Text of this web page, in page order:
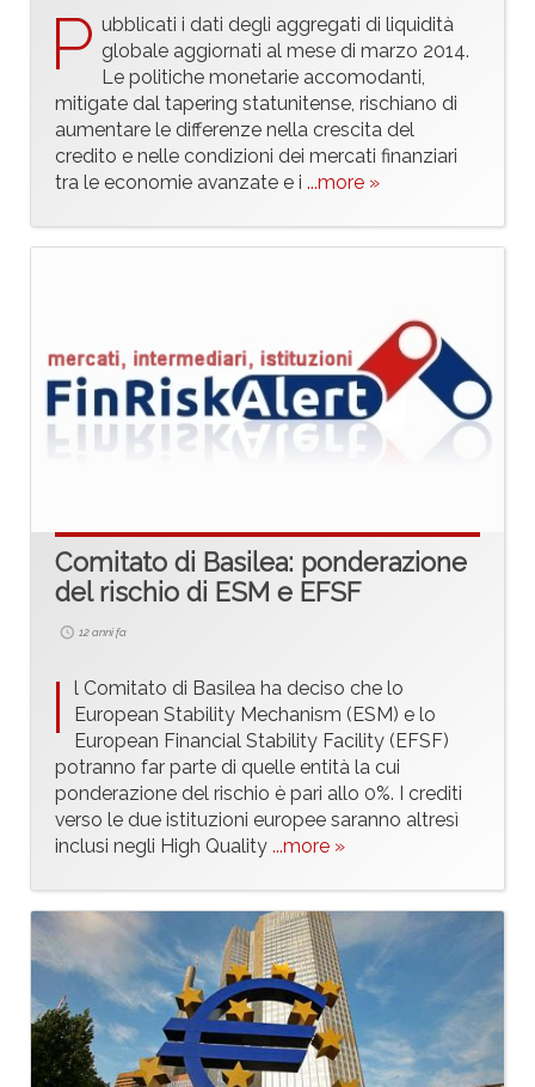
P ubblicati i dati degli aggregati di liquidità
globale aggiornati al mese di marzo 2014.
Le politiche monetarie accomodanti,
mitigate dal tapering statunitense, rischiano di
aumentare le differenze nella crescita del
credito e nelle condizioni dei mercati finanziari
tra le economie avanzate e i ...more »
Comitato di Basilea: ponderazione
del rischio di ESM e EFSF
12 anni fa
I
l Comitato di Basilea ha deciso che lo
European Stability Mechanism (ESM) e lo
European Financial Stability Facility (EFSF)
potranno far parte di quelle entità la cui
ponderazione del rischio è pari allo 0%. I crediti
verso le due istituzioni europee saranno altresì
inclusi negli High Quality ...more »